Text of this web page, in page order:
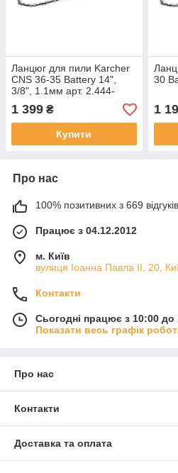
Ланцюг для пили Karcher
CNS 36-35 Battery 14",
3/8", 1.1мм арт. 2.444-
020.0
1 399 ₴
Купити
30
1
Про нас
100% позитивних з 669
Працює з 04.12.2012
м. Київ
вулиця Іоанна Павла ІІ, 20,
Контакти
Сьогодні працює з 10:00 до
Показати весь графік
Про нас
Контакти
Доставка та оплата